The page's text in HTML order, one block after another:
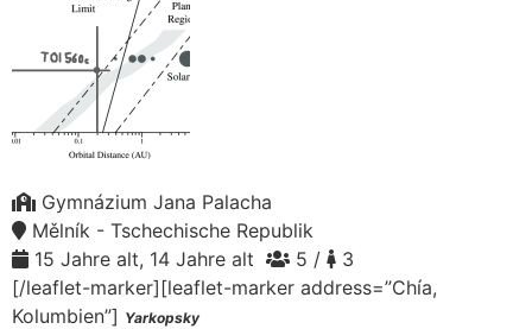
Gymnázium Jana Palacha
Mělník - Tschechische Republik
15 Jahre alt, 14 Jahre alt
5 /
3
[/leaflet-marker][leaflet-marker address=”Chía,
Kolumbien”] Yarkopsky